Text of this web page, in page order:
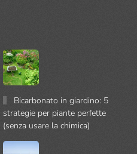
Bicarbonato in giardino: 5
strategie per piante perfette
(senza usare la chimica)